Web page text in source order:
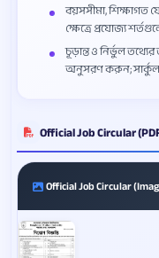
বয়সসীমা, শিক্ষাগত
ক্ষেত্রে প্রযোজ্য
চূড়ান্ত ও নির্ভুল
অনুসরণ করুন;
Official Job Circular
Official Job Circular